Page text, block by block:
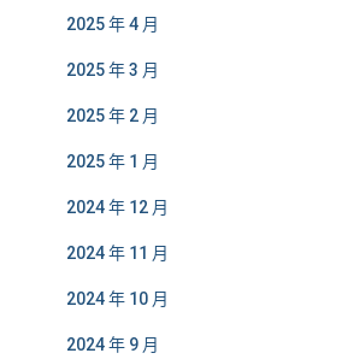
2025 年 4 月
2025 年 3 月
2025 年 2 月
2025 年 1 月
2024 年 12 月
2024 年 11 月
2024 年 10 月
2024 年 9 月